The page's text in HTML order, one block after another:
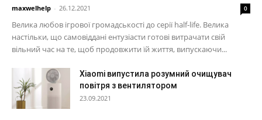
maxwelhelp - 26.12.2021 0
Велика любов ігрової громадськості до серії half-life. Велика
настільки, що самовіддані ентузіасти готові витрачати свій
вільний час на те, щоб продовжити їй життя, випускаючи...
Xiaomi випустила розумний очищувач
повітря з вентилятором
23.09.2021